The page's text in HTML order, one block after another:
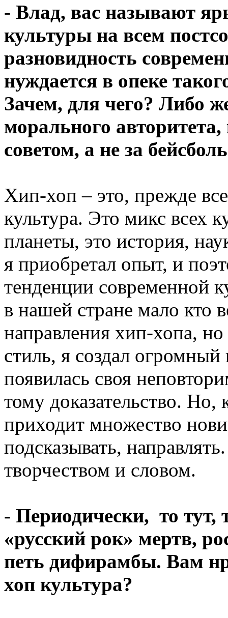
- Влад, вас называют
культуры на всем
разновидность
нуждается в опеке
Зачем, для чего? Либо
морального
советом, а не за
Хип-хоп – это, прежде
культура. Это микс всех
планеты, это история,
я приобретал опыт, и
тенденции современной
в нашей стране мало кто
направления хип-хопа,
стиль, я создал
появилась своя
тому доказательство.
приходит множество
подсказывать,
творчеством и словом.
- Периодически, то тут,
«русский рок» мертв,
петь дифирамбы. Вам
хоп культура?